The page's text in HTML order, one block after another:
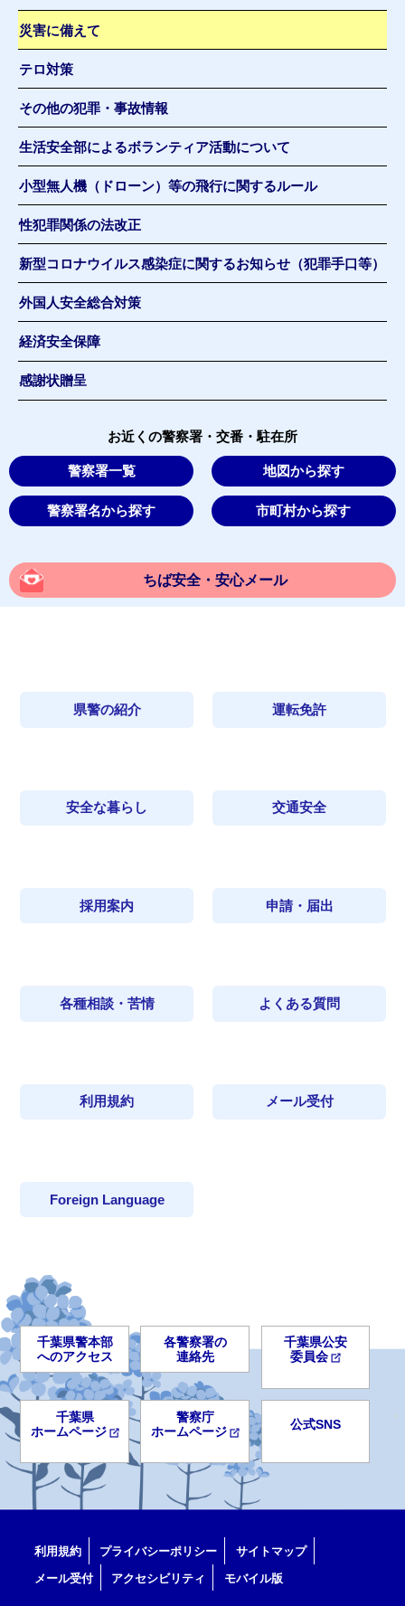
災害に備えて
テロ対策
その他の犯罪・事故情報
生活安全部によるボランティア活動について
小型無人機（ドローン）等の飛行に関するルール
性犯罪関係の法改正
新型コロナウイルス感染症に関するお知らせ（犯罪手口等）
外国人安全総合対策
経済安全保障
感謝状贈呈
お近くの警察署・交番・駐在所
警察署一覧 地図から探す
警察署名から探す 市町村から探す
ちば安全・安心メール
県警の紹介 運転免許
安全な暮らし 交通安全
採用案内 申請・届出
各種相談・苦情 よくある質問
利用規約 メール受付
Foreign Language
千葉県警本部
へのアクセス
各警察署の
連絡先
千葉県公安
委員会
千葉県
ホームページ
警察庁
ホームページ
公式SNS
利用規約 プライバシーポリシー
サイトマップ
メール受付
アクセシビリティ モバイル版